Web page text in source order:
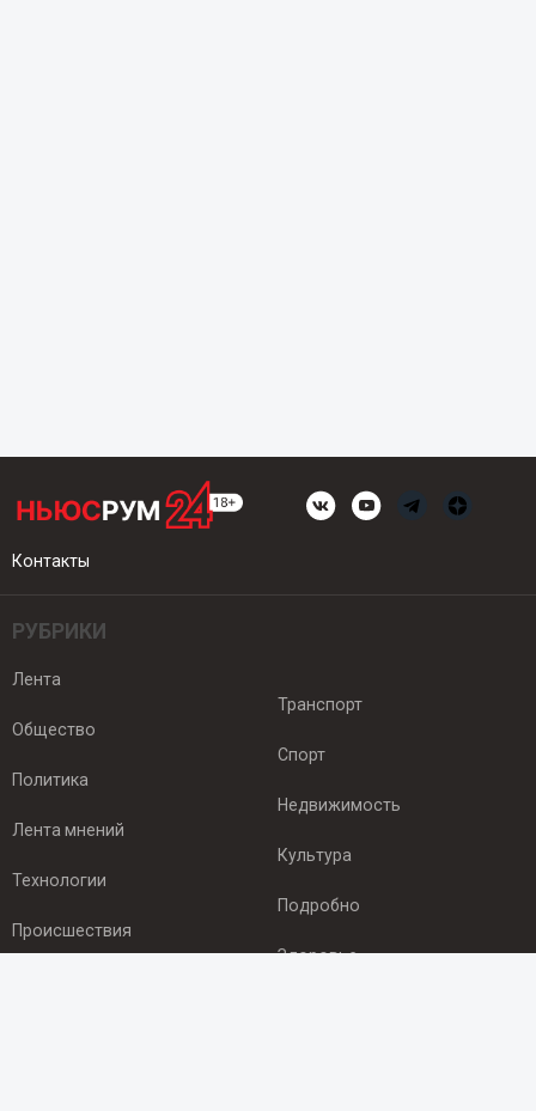
Контакты
РУБРИКИ
Лента
Общество
Политика
Лента мнений
Технологии
Происшествия
Транспорт
Спорт
Недвижимость
Культура
Подробно
Здоровье